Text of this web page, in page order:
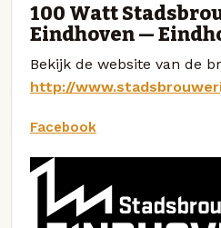
100 Watt
Eindhoven —
Bekijk de website van de
http://
Facebook